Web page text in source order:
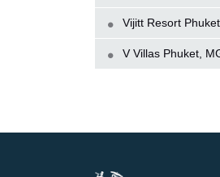
Vijitt Resort
V Villas Phuket,